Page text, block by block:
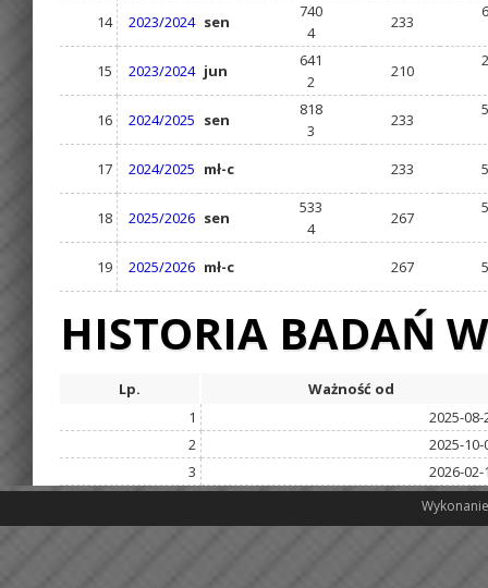
14 2023/2024 sen
740
4
233
15 2023/2024 jun
641
2
210
16 2024/2025 sen
818
3
233
17 2024/2025 mł-c 233
18 2025/2026 sen
533
4
267
19 2025/2026 mł-c 267
HISTORIA BADAŃ
Lp.
Ważność od
1
2025-08-
2
2025-10-
3
2026-02-